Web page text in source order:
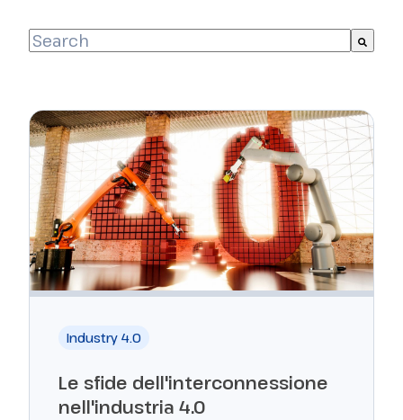
This is a search field with an auto-suggest
Industry 4.0
Le sfide dell'interconnessione
nell'industria 4.0